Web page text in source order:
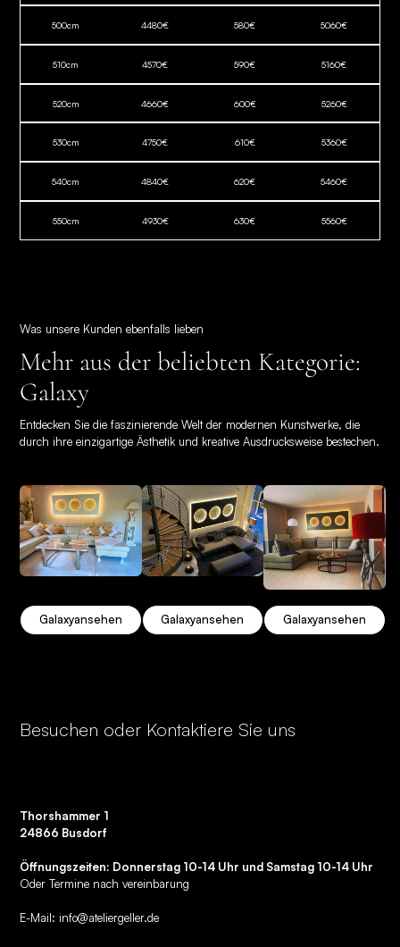
500cm 4480€ 580€ 5060€
510cm 4570€ 590€ 5160€
520cm 4660€ 600€ 5260€
530cm 4750€ 610€ 5360€
540cm 4840€ 620€ 5460€
550cm 4930€ 630€ 5560€
Was unsere Kunden ebenfalls lieben
Mehr aus der beliebten Kategorie:
Galaxy
Entdecken Sie die faszinierende Welt der modernen Kunstwerke, die
durch ihre einzigartige Ästhetik und kreative Ausdrucksweise bestechen.
Galaxyansehen Galaxyansehen Galaxyansehen
Besuchen oder Kontaktiere Sie uns
Thorshammer 1
24866 Busdorf
Öffnungszeiten: Donnerstag 10-14 Uhr und Samstag 10-14 Uhr
Oder Termine nach vereinbarung
E-Mail: info@ateliergeller.de